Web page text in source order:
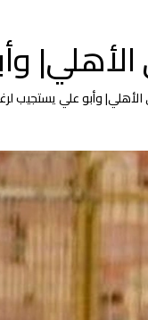
وأبو علي يستجيب